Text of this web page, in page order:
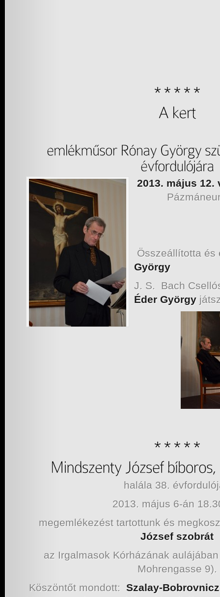
2013. május 12.
Összeállította
György
J. S. Bach
Éder György
halála 38.
2013. május 6-án
megemlékezést tartottunk és
József szobrát
az Irgalmasok Kórházának
Mohrengasse 9).
Köszöntőt mondott: Szalay-